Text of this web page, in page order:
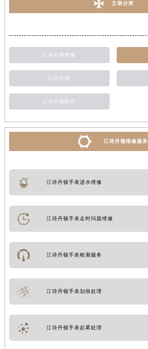
文章分类
江诗丹顿维修
江诗丹顿
江诗丹顿配件
江诗丹顿维修服务
江诗丹顿手表进水维修
江诗丹顿手表走时问题维修
江诗丹顿手表检测服务
江诗丹顿手表划痕处理
江诗丹顿手表起雾处理